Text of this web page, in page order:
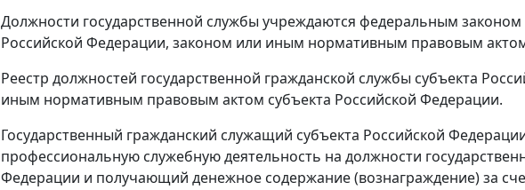
Должности государственной службы учреждаются федеральным
Российской Федерации, законом или иным нормативным правовым
Реестр должностей государственной гражданской службы субъекта
иным нормативным правовым актом субъекта Российской Федерации.
Государственный гражданский служащий субъекта Российской
профессиональную служебную деятельность на должности
Федерации и получающий денежное содержание (вознаграждение) за